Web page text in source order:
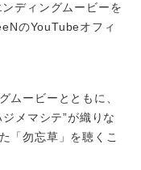
ディングムービーを
のYouTubeオフィ
ムービーとともに、
メマシテ”が織りな
「勿忘草」を聴くこ